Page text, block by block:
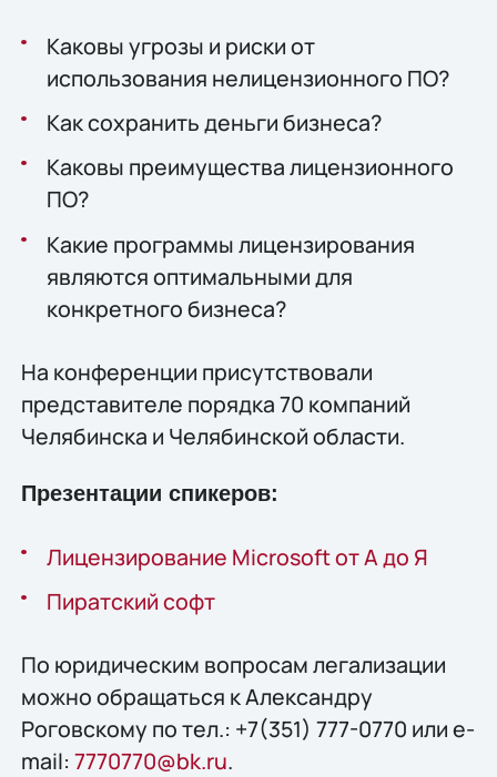
Каковы угрозы и риски от
использования нелицензионного ПО?
Как сохранить деньги бизнеса?
Каковы преимущества лицензионного
ПО?
Какие программы лицензирования
являются оптимальными для
конкретного бизнеса?
На конференции присутствовали
представителе порядка 70 компаний
Челябинска и Челябинской области.
Презентации спикеров:
Лицензирование Microsoft от А до Я
Пиратский софт
По юридическим вопросам легализации
можно обращаться к Александру
Роговскому по тел.: +7(351) 777-0770 или e-
mail: 7770770@bk.ru.